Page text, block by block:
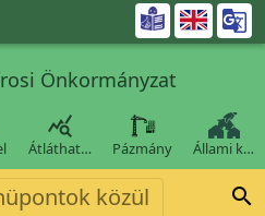

Önkormányzat

Átláthat… Pázmány Állami k…
közül 